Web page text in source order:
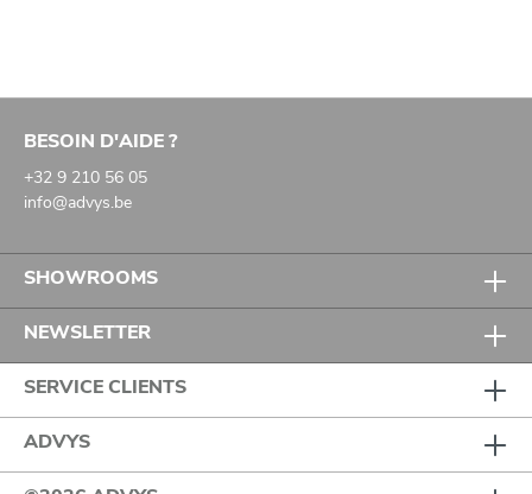
BESOIN D'AIDE ?
+32 9 210 56 05
info@advys.be
SHOWROOMS
NEWSLETTER
SERVICE CLIENTS
ADVYS